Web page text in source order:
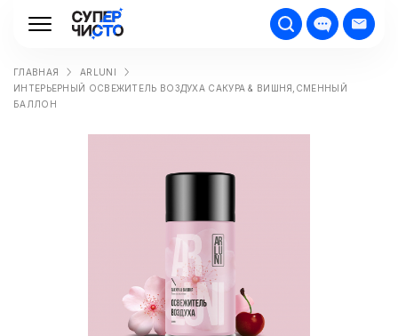
ГЛАВНАЯ
ARLUNI
ИНТЕРЬЕРНЫЙ ОСВЕЖИТЕЛЬ ВОЗДУХА САКУРА & ВИШНЯ,СМЕННЫЙ
БАЛЛОН